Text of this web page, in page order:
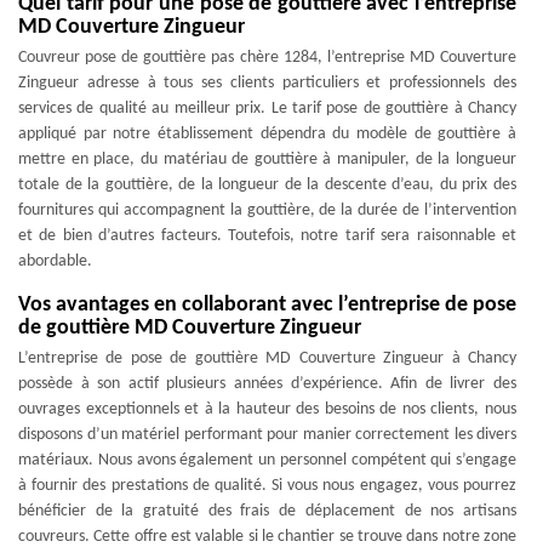
MD Couverture Zingueur
Couvreur pose de gouttière pas chère 1284, l’entreprise MD Couverture
Zingueur adresse à tous ses clients particuliers et professionnels des
services de qualité au meilleur prix. Le tarif pose de gouttière à Chancy
appliqué par notre établissement dépendra du modèle de gouttière à
mettre en place, du matériau de gouttière à manipuler, de la longueur
totale de la gouttière, de la longueur de la descente d’eau, du prix des
fournitures qui accompagnent la gouttière, de la durée de l’intervention
et de bien d’autres facteurs. Toutefois, notre tarif sera raisonnable et
abordable.
Vos avantages en collaborant avec l’entreprise de pose
de gouttière MD Couverture Zingueur
L’entreprise de pose de gouttière MD Couverture Zingueur à Chancy
possède à son actif plusieurs années d’expérience. Afin de livrer des
ouvrages exceptionnels et à la hauteur des besoins de nos clients, nous
disposons d’un matériel performant pour manier correctement les divers
matériaux. Nous avons également un personnel compétent qui s’engage
à fournir des prestations de qualité. Si vous nous engagez, vous pourrez
bénéficier de la gratuité des frais de déplacement de nos artisans
couvreurs. Cette offre est valable si le chantier se trouve dans notre zone